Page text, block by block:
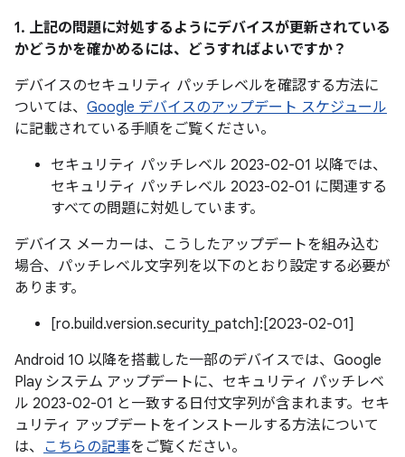
1. 上記の問題に対処するようにデバイスが更新されている
かどうかを確かめるには、どうすればよいですか？
デバイスのセキュリティ パッチレベルを確認する方法に
ついては、 Google デバイスのアップデート スケジュール
に記載されている手順をご覧ください。
セキュリティ パッチレベル 2023-02-01 以降では、
セキュリティ パッチレベル 2023-02-01 に関連する
すべての問題に対処しています。
デバイス メーカーは、こうしたアップデートを組み込む
場合、パッチレベル文字列を以下のとおり設定する必要が
あります。
[ro.build.version.security_patch]:[2023-02-01]
Android 10 以降を搭載した一部のデバイスでは、Google
Play システム アップデートに、セキュリティ パッチレベ
ル 2023-02-01 と一致する日付文字列が含まれます。セキ
ュリティ アップデートをインストールする方法について
は、 こちらの記事をご覧ください。